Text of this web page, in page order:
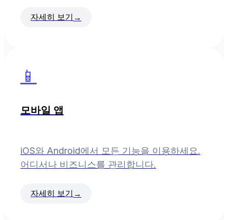
자세히 보기 →
📱
모바일 앱
iOS와 Android에서 모든 기능을 이용하세요.
어디서나 비즈니스를 관리합니다.
자세히 보기 →